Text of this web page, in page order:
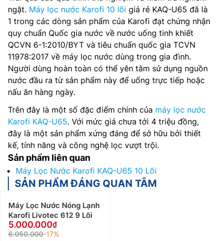
ngặt. Máy lọc nước Karofi 10 lõi giá rẻ KAQ-U65 đã là
1 trong các dòng sản phẩm của Karofi đạt chứng nhận
quy chuẩn Quốc gia nước về nước uống tinh khiết
QCVN 6-1:2010/BYT và tiêu chuẩn quốc gia TCVN
11978:2017 về máy lọc nước dùng trong gia đình.
Người dùng hoàn toàn có thể yên tâm sử dụng nguồn
nước đầu ra từ sản phẩm này để uống trực tiếp hoặc
nấu ăn hàng ngày.
Trên đây là một số đặc điểm chính của máy lọc nước
Karofi KAQ-U65. Với mức giá chưa tới 4 triệu đồng,
đây là một sản phẩm xứng đáng để sở hữu bởi thiết
kế, tính năng và công nghệ lọc vượt trội.
Sản phẩm liên quan
Máy Lọc Nước Karofi KAQ-U65 10 Lõi
SẢN PHẨM ĐÁNG QUAN TÂM
Máy Lọc Nước Nóng Lạnh
Karofi Livotec 612 9 Lõi
5.000.000
6.050.000-17%